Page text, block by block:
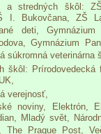
a stredných škôl:
I. Bukovčana, ZŠ
deti,
Gymnázium
súkromná veterinárna
škôl: Prírodovedecká
verejnosť,
noviny, Elektrón,
Mladý svět,
The Prague Post,